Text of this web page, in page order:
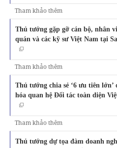
Tham khảo thêm
Thủ tướng gặp gỡ cán bộ, nhân
quán và các kỹ sư Việt Nam tại
Tham khảo thêm
Thủ tướng chia sẻ ‘6 ưu tiên lớn’
hóa quan hệ Đối tác toàn diện
Tham khảo thêm
Thủ tướng dự tọa đàm doanh